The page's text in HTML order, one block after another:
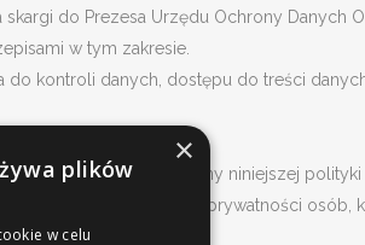
skargi do Prezesa Urzędu Ochrony Danych
w tym zakresie.
do kontroli danych, dostępu do treści
możliwość zmiany niniejszej
prawa w zakresie prywatności
×
plików
w celu